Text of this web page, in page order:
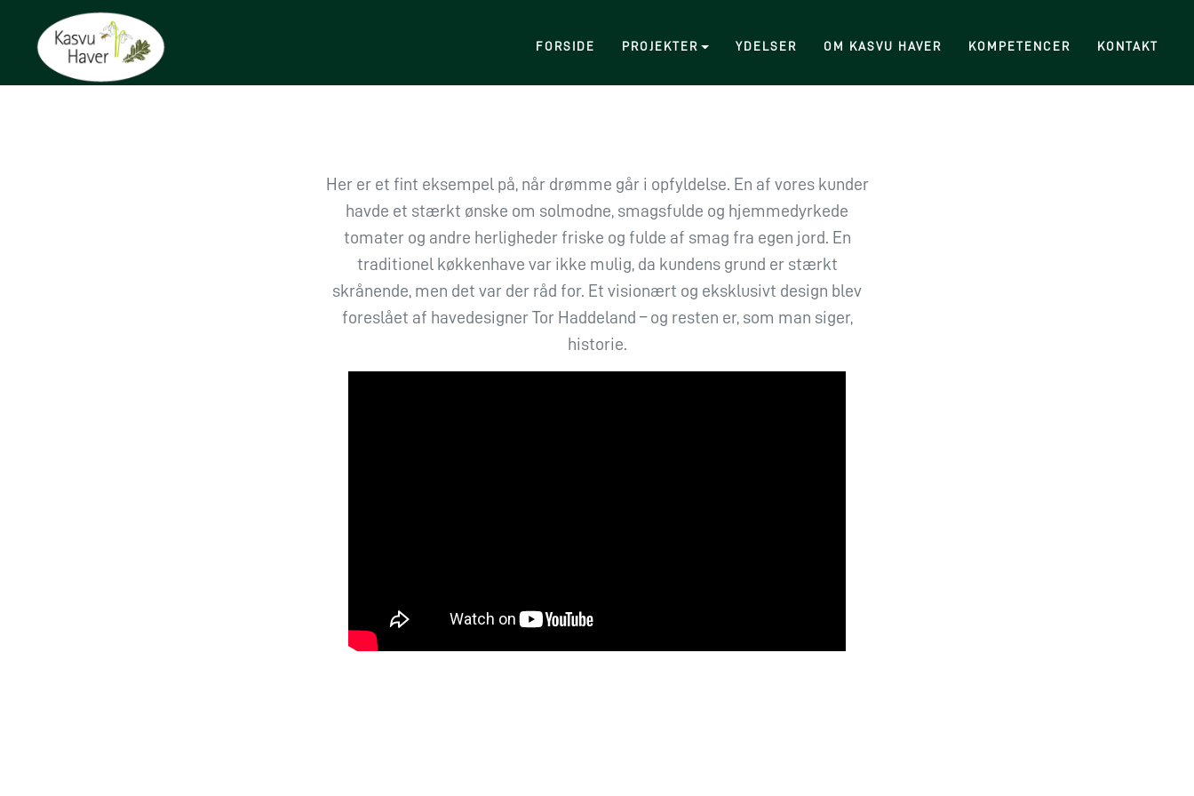
FORSIDE PROJEKTER YDELSER OM KASVU HAVER KOMPETENCER KONTAKT
Her er et fint eksempel på, når drømme går i opfyldelse. En af vores kunder
havde et stærkt ønske om solmodne, smagsfulde og hjemmedyrkede
tomater og andre herligheder friske og fulde af smag fra egen jord. En
traditionel køkkenhave var ikke mulig, da kundens grund er stærkt
skrånende, men det var der råd for. Et visionært og eksklusivt design blev
foreslået af havedesigner Tor Haddeland – og resten er, som man siger,
historie.